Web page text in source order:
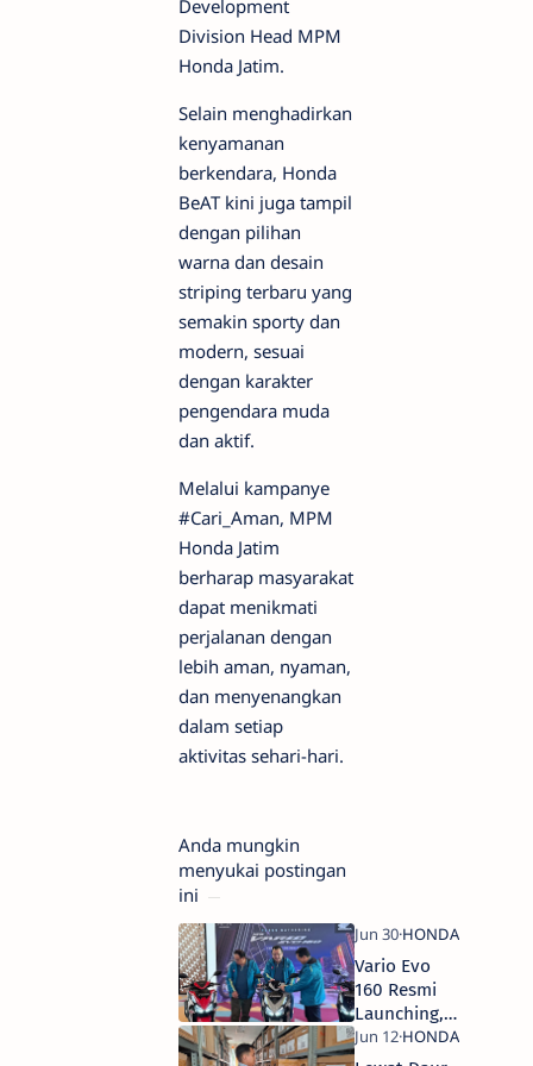
Development
Division Head MPM
Honda Jatim.
Selain menghadirkan
kenyamanan
berkendara, Honda
BeAT kini juga tampil
dengan pilihan
warna dan desain
striping terbaru yang
semakin sporty dan
modern, sesuai
dengan karakter
pengendara muda
dan aktif.
Melalui kampanye
#Cari_Aman, MPM
Honda Jatim
berharap masyarakat
dapat menikmati
perjalanan dengan
lebih aman, nyaman,
dan menyenangkan
dalam setiap
aktivitas sehari-hari.
Anda mungkin
menyukai postingan
ini
Vario Evo
160 Resmi
Launching,
Ini Daya
Tarik dan